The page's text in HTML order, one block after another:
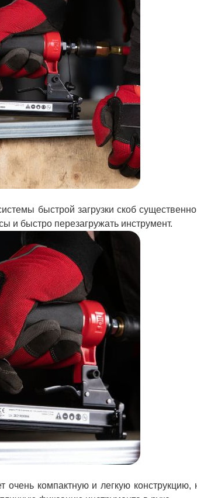
быстрой загрузки скоб
и быстро перезагружать инструмент.
очень компактную и легкую